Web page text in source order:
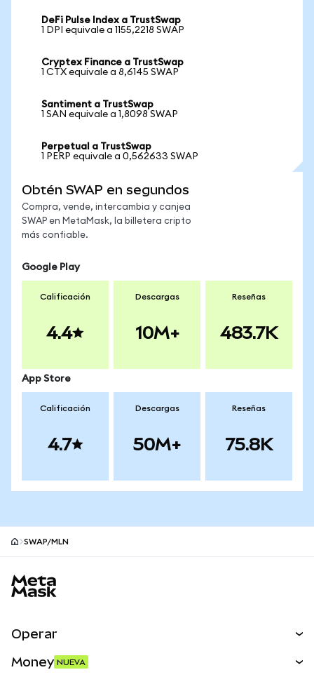
DeFi Pulse Index a TrustSwap
1 DPI equivale a 1155,2218 SWAP
Cryptex Finance a TrustSwap
1 CTX equivale a 8,6145 SWAP
Santiment a TrustSwap
1 SAN equivale a 1,8098 SWAP
Perpetual a TrustSwap
1 PERP equivale a 0,562633 SWAP
Obtén SWAP en segundos
Compra, vende, intercambia y canjea
SWAP en MetaMask, la billetera cripto
más confiable.
Google Play
Calificación
4.4
Descargas
10M+
Reseñas
483.7K
App Store
Calificación
4.7
Descargas
50M+
Reseñas
75.8K
SWAP/MLN
Operar
Money NUEVA